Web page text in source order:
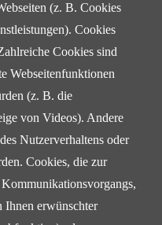
(z. B. Cookies
Cookies
Cookies sind
Webseitenfunktionen
(z. B. die
von Videos). Andere
Nutzerverhaltens oder
Cookies, die zur
Ihnen erwünschter